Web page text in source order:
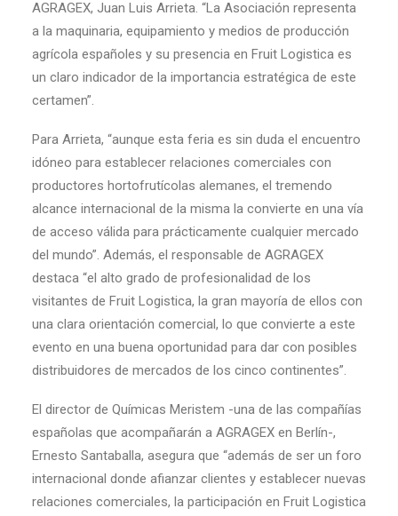
AGRAGEX, Juan Luis Arrieta. “La Asociación representa
a la maquinaria, equipamiento y medios de producción
agrícola españoles y su presencia en Fruit Logistica es
un claro indicador de la importancia estratégica de este
certamen”.
Para Arrieta, “aunque esta feria es sin duda el encuentro
idóneo para establecer relaciones comerciales con
productores hortofrutícolas alemanes, el tremendo
alcance internacional de la misma la convierte en una vía
de acceso válida para prácticamente cualquier mercado
del mundo”. Además, el responsable de AGRAGEX
destaca “el alto grado de profesionalidad de los
visitantes de Fruit Logistica, la gran mayoría de ellos con
una clara orientación comercial, lo que convierte a este
evento en una buena oportunidad para dar con posibles
distribuidores de mercados de los cinco continentes”.
El director de Químicas Meristem -una de las compañías
españolas que acompañarán a AGRAGEX en Berlín-,
Ernesto Santaballa, asegura que “además de ser un foro
internacional donde afianzar clientes y establecer nuevas
relaciones comerciales, la participación en Fruit Logistica